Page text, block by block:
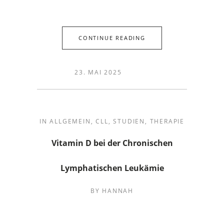
CONTINUE READING
23. MAI 2025
IN ALLGEMEIN ,CLL,STUDIEN , THERAPIE
Vitamin D bei der Chronischen
Lymphatischen Leukämie
BY HANNAH